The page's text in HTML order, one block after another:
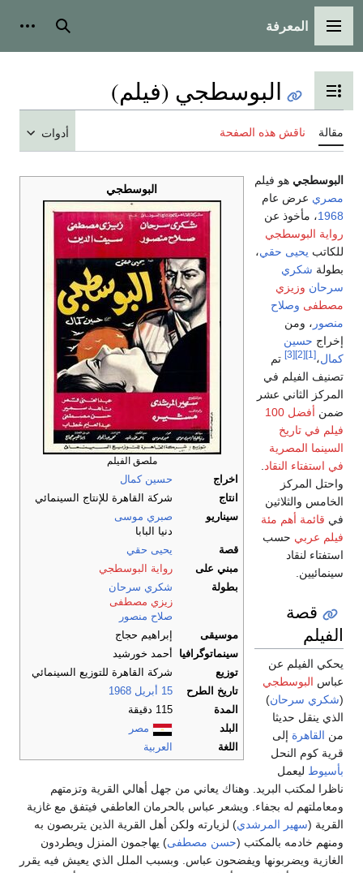
القائمة الرئيسية
المعرفة بحث
تبديل عرض جدول المحتويات
البوسطجي (فيلم)
مقالة ناقش هذه الصفحة أدوات
البوسطجي
ملصق الفيلم
اخراج
حسين كمال
انتاج
شركة القاهرة للإنتاج السينمائي
سيناريو
صبري موسى
دنيا البابا
قصة
يحيى حقي
مبني على
رواية البوسطجي
بطولة
شكري سرحان
زيزي مصطفى
صلاح منصور
موسيقى
إبراهيم حجاج
سينماتوگرافيا
أحمد خورشيد
توزيع
شركة القاهرة للتوزيع السينمائي
تاريخ الطرح
15 أبريل
1968
المدة
115 دقيقة
البلد
مصر
اللغة
العربية
البوسطجي هو فيلم
مصري عرض عام
1968، مأخوذ عن
رواية البوسطجي
للكاتب يحيى حقي،
بطولة شكري
سرحان وزيزي
مصطفى وصلاح
منصور ، ومن
إخراج حسين
كمال،[1]
[2]
[3]
تم
تصنيف الفيلم في
المركز الثاني عشر
ضمن
أفضل 100
فيلم في تاريخ
السينما المصرية
في استفتاء النقاد
واحتل المركز
الخامس والثلاثين
في قائمة أهم مئة
فيلم عربي حسب
استفتاء لنقاد
سينمائيين.
قصة
الفيلم
يحكي الفيلم عن
عباس البوسطجي
(شكري سرحان)
الذي ينقل حديثا
من القاهرة إلى
قرية كوم النحل
بأسيوط ليعمل
ناظرا لمكتب البريد. وهناك يعاني من جهل أهالي القرية وتزمتهم
ومعاملتهم له بجفاء. ويشعر عباس بالحرمان العاطفي فيتفق مع غازية
القرية (سهير المرشدي) لزيارته ولكن أهل القرية الذين يتربصون به
ومنهم خادمه بالمكتب (حسن مصطفى) يهاجمون المنزل ويطردون
الغازية ويضربونها ويفضحون عباس. وبسبب الملل الذي يعيش فيه يقرر